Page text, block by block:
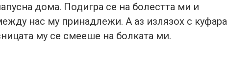
дома. Подигра се на болестта ми и
нас му принадлежи. А аз излязох с куфара
му се смееше на болката ми.